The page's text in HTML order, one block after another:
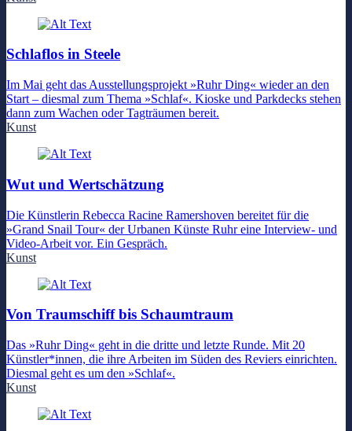
Schlaflos in Steele
Im Mai geht das Ausstellungsprojekt »Ruhr Ding« wieder an den
Start – diesmal zum Thema »Schlaf«. Kioske und Parkdecks stehen
dann zum Wachen oder Tagträumen bereit.
Kunst
Wut und Wertschätzung
Die Künstlerin Rebecca Racine Ramershoven bereitet für die
»Grand Snail Tour« der Urbanen Künste Ruhr eine Interview- und
Video-Arbeit vor. Ein Gespräch.
Kunst
Von Traumschiff bis Schaumtraum
Das »Ruhr Ding« geht in die dritte und letzte Runde. Mit 20
Künstler*innen, die ihre Arbeiten im Süden des Reviers einrichten.
Diesmal geht es um den »Schlaf«.
Kunst